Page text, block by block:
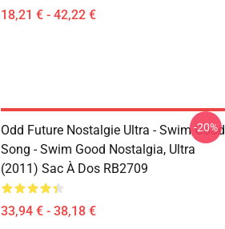
18,21 € - 42,22 €
Odd Future Nostalgie Ultra - Swim Good
Song - Swim Good Nostalgia, Ultra
(2011) Sac À Dos RB2709
33,94 € - 38,18 €
-20%